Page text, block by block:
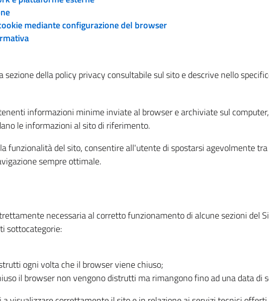
mediante configurazione del browser
sezione della policy privacy consultabile sul sito e descrive nello
informazioni minime inviate al browser e archiviate sul
le informazioni al sito di riferimento.
funzionalità del sito, consentire all'utente di spostarsi agevolmente
sempre ottimale.
necessaria al corretto funzionamento di alcune sezioni del
sottocategorie:
ogni volta che il browser viene chiuso;
il browser non vengono distrutti ma rimangono fino ad una data di